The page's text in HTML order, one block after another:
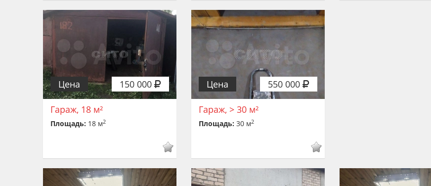
150 000
Цена
Гараж, 18 м²
Площадь: 18 м2
550 000
Цена
Гараж, > 30 м²
Площадь: 30 м2